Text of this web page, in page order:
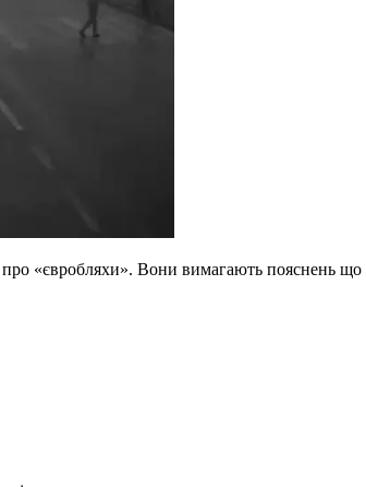
«євробляхи». Вони вимагають пояснень що